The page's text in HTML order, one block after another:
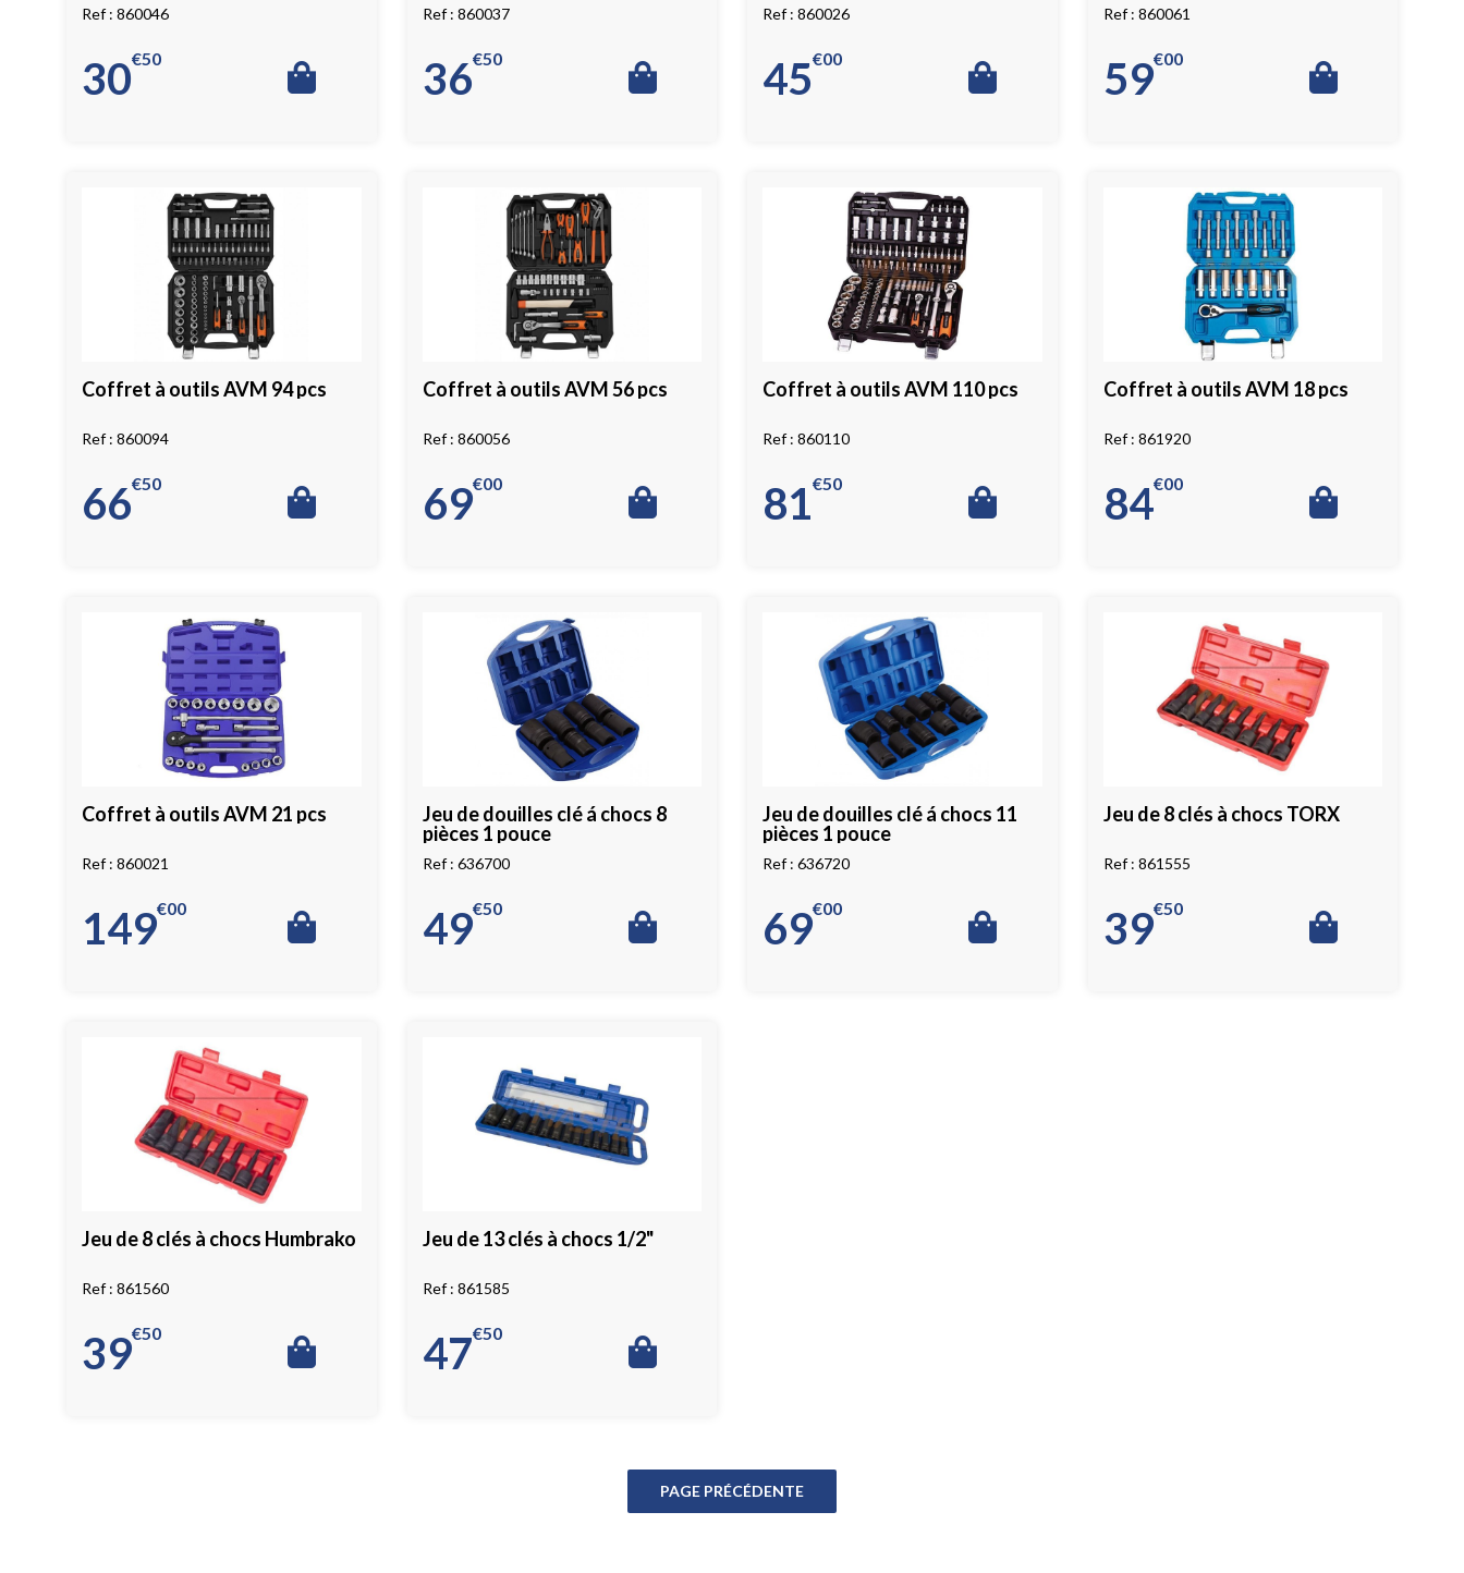
860046
30 50
€
860037
36 50
€
860026
45 00
€
860061
59 00
€
Coffret à outils AVM 94 pcs
860094
66 50
€
Coffret à outils AVM 56 pcs
860056
69 00
€
Coffret à outils AVM 110 pcs
860110
81 50
€
Coffret à outils AVM 18 pcs
861920
84 00
€
Coffret à outils AVM 21 pcs
860021
149 00
€
Jeu de douilles clé á chocs 8
pièces 1 pouce
636700
49 50
€
Jeu de douilles clé á chocs 11
pièces 1 pouce
636720
69 00
€
Jeu de 8 clés à chocs TORX
861555
39 50
€
Jeu de 8 clés à chocs Humbrako
861560
39 50
€
Jeu de 13 clés à chocs 1/2"
861585
47 50
€